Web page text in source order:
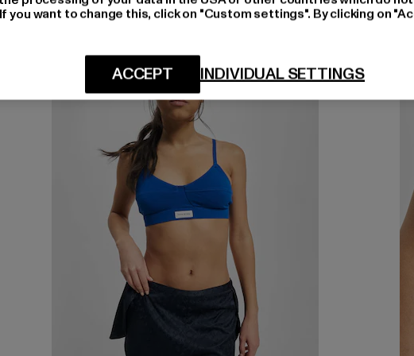
want to change this, click on "Custom settings". By clicking on
INDIVIDUAL SETTINGS
ACCEPT